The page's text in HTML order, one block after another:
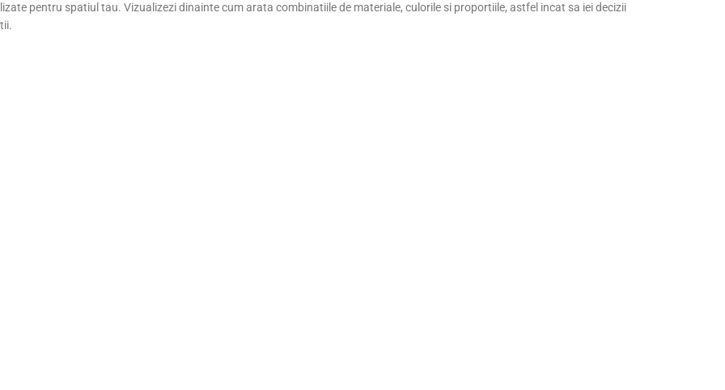
pentru spatiul tau. Vizualizezi dinainte cum arata combinatiile de materiale, culorile si proportiile, astfel incat sa iei decizii